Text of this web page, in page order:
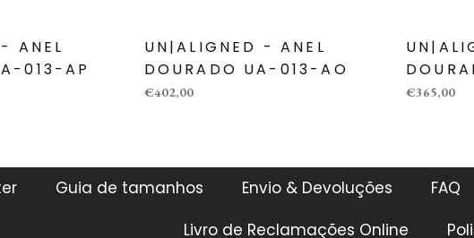
ANEL
013-AP
UN|ALIGNED - ANEL
DOURADO UA-013-AO
€402,00 €365,00
Guia de tamanhos Envio & Devoluções FAQ
Livro de Reclamações Online